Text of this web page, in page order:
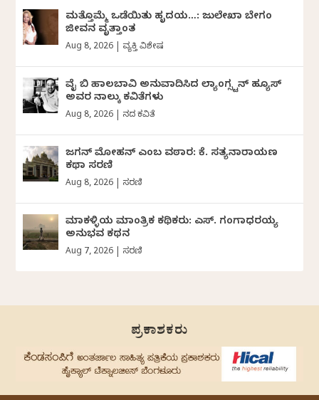
ಮತ್ತೊಮ್ಮೆ ಒಡೆಯಿತು ಹೃದಯ…: ಜುಲೇಖಾ ಬೇಗಂ
ಜೀವನ ವೃತ್ತಾಂತ
Aug 8, 2026 ವ್ಯಕ್ತಿ ವಿಶೇಷ
ವೈ ಬಿ ಹಾಲಬಾವಿ ಅನುವಾದಿಸಿದ ಲ್ಯಾಂಗ್ಸ್ಟನ್ ಹ್ಯೂಸ್
ಅವರ ನಾಲ್ಕು ಕವಿತೆಗಳು
Aug 8, 2026 ದಿನದ ಕವಿತೆ
ಜಗನ್‌ ಮೋಹನ್‌ ಎಂಬ ವಠಾರ: ಕೆ. ಸತ್ಯನಾರಾಯಣ
ಕಥಾ ಸರಣಿ
Aug 8, 2026 ಸರಣಿ
ಮಾಕಳ್ಳಿಯ ಮಾಂತ್ರಿಕ ಕಥಿಕರು: ಎಸ್. ಗಂಗಾಧರಯ್ಯ
ಅನುಭವ ಕಥನ
Aug 7, 2026 ಸರಣಿ
ಪ್ರಕಾಶಕರು